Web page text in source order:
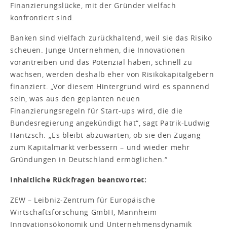
Finanzierungslücke, mit der Gründer vielfach
konfrontiert sind.
Banken sind vielfach zurückhaltend, weil sie das Risiko
scheuen. Junge Unternehmen, die Innovationen
vorantreiben und das Potenzial haben, schnell zu
wachsen, werden deshalb eher von Risikokapitalgebern
finanziert. „Vor diesem Hintergrund wird es spannend
sein, was aus den geplanten neuen
Finanzierungsregeln für Start-ups wird, die die
Bundesregierung angekündigt hat“, sagt Patrik-Ludwig
Hantzsch. „Es bleibt abzuwarten, ob sie den Zugang
zum Kapitalmarkt verbessern – und wieder mehr
Gründungen in Deutschland ermöglichen.“
Inhaltliche Rückfragen beantwortet:
ZEW – Leibniz-Zentrum für Europäische
Wirtschaftsforschung GmbH, Mannheim
Innovationsökonomik und Unternehmensdynamik